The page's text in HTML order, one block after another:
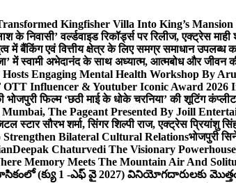
Kingfisher Villa Into King’s
के निवासी’ वर्ल्डवाइड रिकॉर्ड्स पर रिलीज, एक्ट्रेस
में बैंकिंग एवं वित्तीय क्षेत्र के लिए समग्र समाधान उपलब्ध
में स्वामी अभेदानंद के साथ अध्यात्म, आत्मबोध और जीवन
Engaging Mental Health Workshop By
Influencer & Youtuber Iconic Award 2026
भोजपुरी फिल्म ‘छठी माई के धोके चरनिया’ की शूटिंग
The Pageant Presented By Joill
स्टार सौरभ शर्मा, सिंगर शिल्पी राज, एक्ट्रेस प्रियांशु
Bilateral Cultural Relationsभोजपुरी
Deepak Chaturvedi The Visionary
Memory Meets The Mountain Air And
(క్యు 1 -ఎఫ్ వై 2027) వినియోగదారులకు